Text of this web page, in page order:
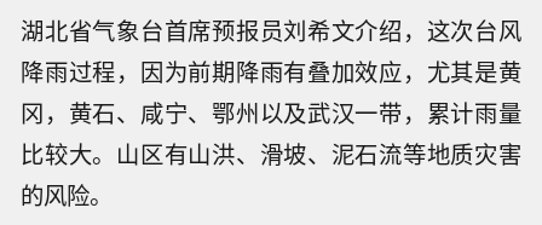
湖北省气象台首席预报员刘希文介绍，这次台风
降雨过程，因为前期降雨有叠加效应，尤其是黄
冈，黄石、咸宁、鄂州以及武汉一带，累计雨量
比较大。山区有山洪、滑坡、泥石流等地质灾害
的风险。